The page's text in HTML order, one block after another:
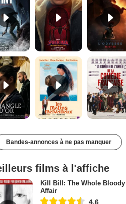
Le Triangle d'or Bande-annonce VF De la Comédie-Française Teaser VF
Bandes-annonces à ne pas manquer
films à l'affiche
Kill Bill: The Whole Bloody
Affair
4,6